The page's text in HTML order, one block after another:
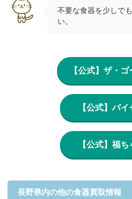
不要な食器を少しで
い。
【公式】ザ・
【公式】バ
【公式】福
長野県内の他の食器買取情報